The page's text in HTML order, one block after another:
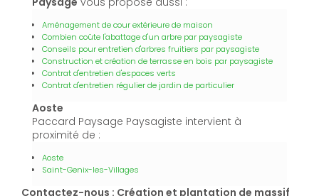
Aménagement de cour extérieure de maison
Combien coûte l'abattage d'un arbre par paysagiste
Conseils pour entretien d'arbres fruitiers par paysagiste
Construction et création de terrasse en bois par paysagiste
Contrat d'entretien d'espaces verts
Contrat d'entretien régulier de jardin de particulier
Aoste
Paccard Paysage Paysagiste intervient à
proximité de :
Aoste
Saint-Genix-les-Villages
Contactez-nous : Création et plantation de massif